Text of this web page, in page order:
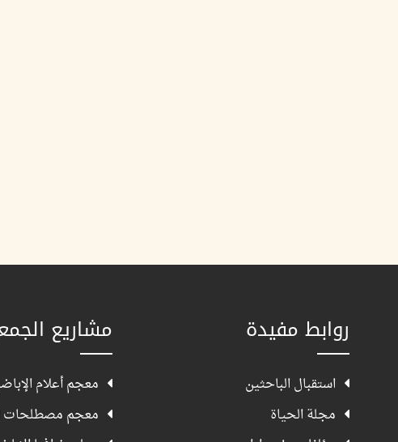
روابط مفيدة
استقبال الباحثين
مجلة الحياة
مشاريع
معجم أعلام
معجم مصطلحات